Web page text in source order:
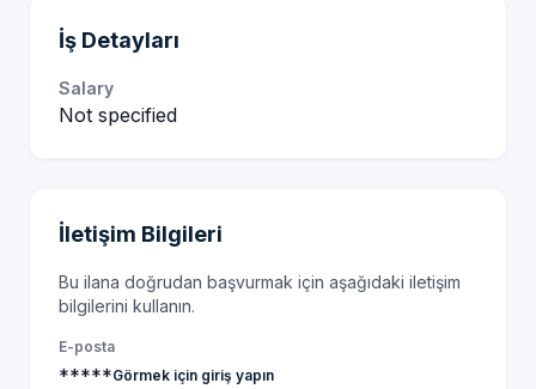
İş Detayları
Salary
Not specified
İletişim Bilgileri
Bu ilana doğrudan başvurmak için aşağıdaki iletişim
bilgilerini kullanın.
E-posta
*****Görmek için giriş yapın